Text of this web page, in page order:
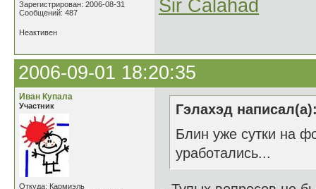
Зарегистрирован: 2006-08-31
Сообщений: 487
Sir Calahad
Неактивен
2006-09-01 18:20:35
Иван Купала
Участник
Откуда: Кармиэль
Гэлахэд
Блин уже сутки на
уработались...